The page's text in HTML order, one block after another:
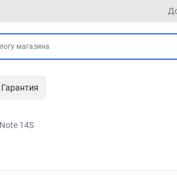
Гарантия
Note 14S